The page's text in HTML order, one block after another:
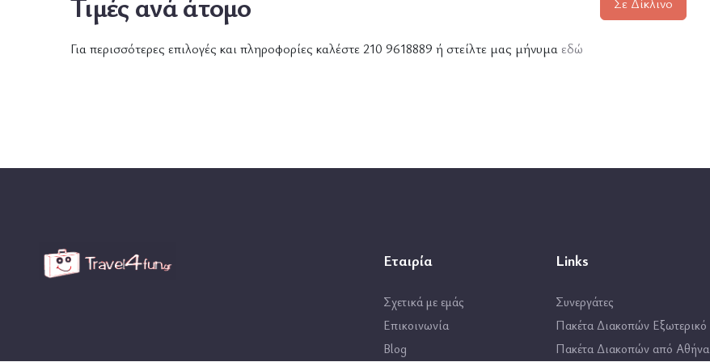
Για περισσότερες επιλογές και πληροφορίες καλέστε 210 9618889 ή στείλτε μας μήνυμα εδώ
Εταιρία
Σχετικά με εμάς
Επικοινωνία
Blog
Links
Συνεργάτες
Πακέτα Διακοπών Εξωτερικό
Πακέτα Διακοπών από Αθήνα